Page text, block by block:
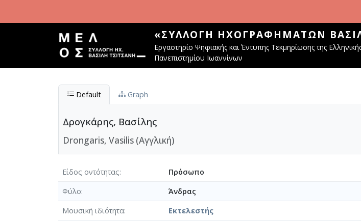
«ΣΥΛΛΟΓΉ ΗΧΟΓΡΑΦΗΜΆΤΩΝ
Εργαστηρίο Ψηφιακής και Έντυπης Τεκμηρίωσης της
Πανεπιστημίου Ιωαννίνων
Default Graph
Δρογκάρης, Βασίλης
Drongaris, Vasilis (Αγγλική)
Είδος οντότητας
Πρόσωπο
Φύλο
Άνδρας
Μουσική ιδιότητα
Εκτελεστής